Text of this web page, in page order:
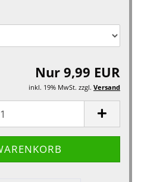
Nur 9,99 EUR
inkl. 19% MwSt. zzgl. Versand